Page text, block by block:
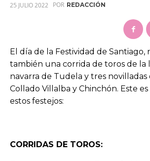
25 JULIO 2022 POR REDACCIÓN
El día de la Festividad de Santiago,
también una corrida de toros de la
navarra de Tudela y tres novilladas
Collado Villalba y Chinchón. Este
estos festejos:
CORRIDAS DE TOROS: